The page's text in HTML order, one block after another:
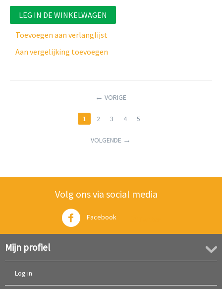
LEG IN DE WINKELWAGEN
Toevoegen aan verlanglijst
Aan vergelijking toevoegen
VORIGE
1 2 3 4 5
VOLGENDE
Volg ons via social media
Facebook
Mijn profiel
Log in